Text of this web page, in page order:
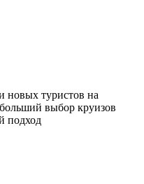
новых туристов на
выбор круизов
подход